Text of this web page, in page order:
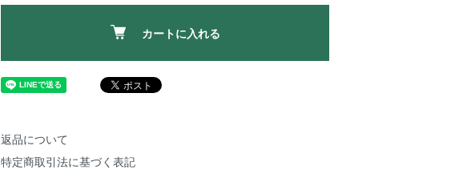
カートに入れる
返品について
特定商取引法に基づく表記